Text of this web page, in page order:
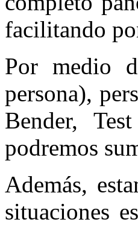
facilitando
Por medio
persona),
Bender,
podremos
Además,
situaciones